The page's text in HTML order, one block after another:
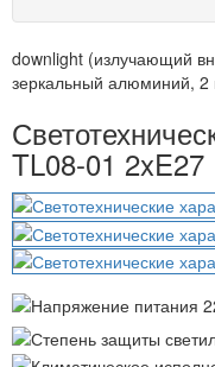
downlight (излучающий
зеркальный алюминий, 2
TL08-01 2xE27